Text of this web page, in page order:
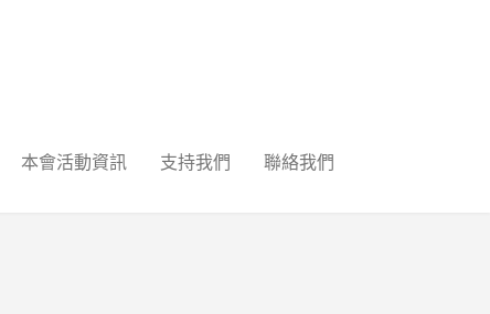
本會活動資訊 支持我們
聯絡我們